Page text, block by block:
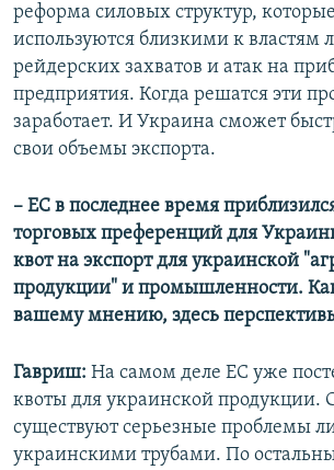
реформа силовых структур,
используются близкими к властям
рейдерских захватов и атак на
предприятия. Когда решатся эти
заработает. И Украина сможет
свои объемы экспорта.
– ЕС в последнее время
торговых преференций для
квот на экспорт для украинской
продукции" и промышленности.
вашему мнению, здесь
Гавриш: На самом деле ЕС уже
квоты для украинской продукции.
существуют серьезные проблемы
украинскими трубами. По